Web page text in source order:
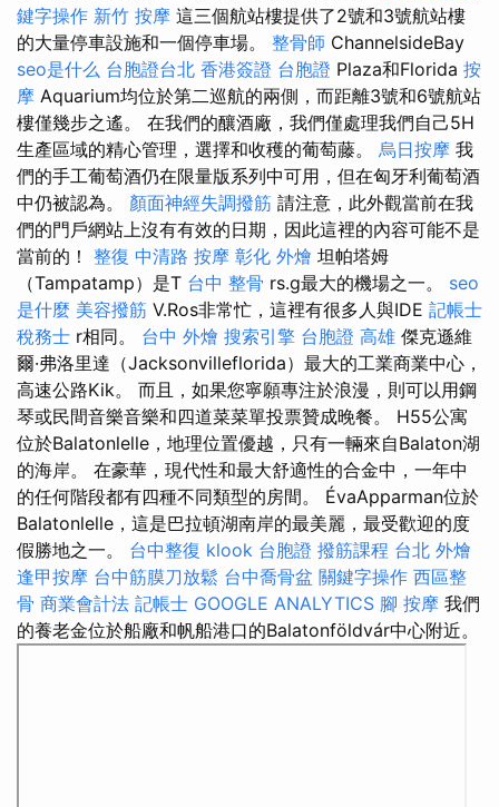
鍵字操作 新竹 按摩 這三個航站樓提供了2號和3號航站樓
的大量停車設施和一個停車場。 整骨師 ChannelsideBay
seo是什么 台胞證台北 香港簽證 台胞證 Plaza和Florida 按
摩 Aquarium均位於第二巡航的兩側，而距離3號和6號航站
樓僅幾步之遙。 在我們的釀酒廠，我們僅處理我們自己5H
生產區域的精心管理，選擇和收穫的葡萄藤。 烏日按摩 我
們的手工葡萄酒仍在限量版系列中可用，但在匈牙利葡萄酒
中仍被認為。 顏面神經失調撥筋 請注意，此外觀當前在我
們的門戶網站上沒有有效的日期，因此這裡的內容可能不是
當前的！ 整復 中清路 按摩 彰化 外燴 坦帕塔姆
（Tampatamp）是T 台中 整骨 rs.g最大的機場之一。 seo
是什麼 美容撥筋 V.Ros非常忙，這裡有很多人與IDE 記帳士
稅務士 r相同。 台中 外燴 搜索引擎 台胞證 高雄 傑克遜維
爾·弗洛里達（Jacksonvilleflorida）最大的工業商業中心，
高速公路Kik。 而且，如果您寧願專注於浪漫，則可以用鋼
琴或民間音樂音樂和四道菜菜單投票贊成晚餐。 H55公寓
位於Balatonlelle，地理位置優越，只有一輛來自Balaton湖
的海岸。 在豪華，現代性和最大舒適性的合金中，一年中
的任何階段都有四種不同類型的房間。 ÉvaApparman位於
Balatonlelle，這是巴拉頓湖南岸的最美麗，最受歡迎的度
假勝地之一。 台中整復 klook 台胞證 撥筋課程 台北 外燴
逢甲按摩 台中筋膜刀放鬆 台中喬骨盆 關鍵字操作 西區整
骨 商業會計法 記帳士 GOOGLE ANALYTICS 腳 按摩 我們
的養老金位於船廠和帆船港口的Balatonföldvár中心附近。